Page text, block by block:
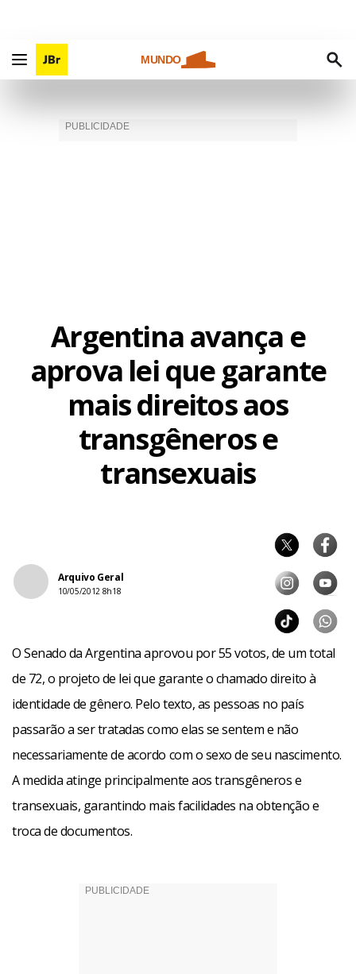
MUNDO
Argentina avança e
aprova lei que garante
mais direitos aos
transgêneros e
transexuais
Arquivo Geral
10/05/2012 8h18
O Senado da Argentina aprovou por 55 votos, de um total
de 72, o projeto de lei que garante o chamado direito à
identidade de gênero. Pelo texto, as pessoas no país
passarão a ser tratadas como elas se sentem e não
necessariamente de acordo com o sexo de seu nascimento.
A medida atinge principalmente aos transgêneros e
transexuais, garantindo mais facilidades na obtenção e
troca de documentos.